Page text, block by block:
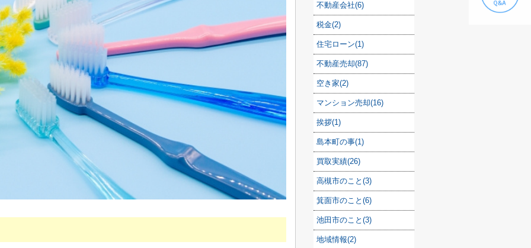
不動産会社(6)
税金(2)
住宅ローン(1)
不動産売却(87)
空き家(2)
マンション売却(16)
挨拶(1)
島本町の事(1)
買取実績(26)
高槻市のこと(3)
箕面市のこと(6)
池田市のこと(3)
地域情報(2)